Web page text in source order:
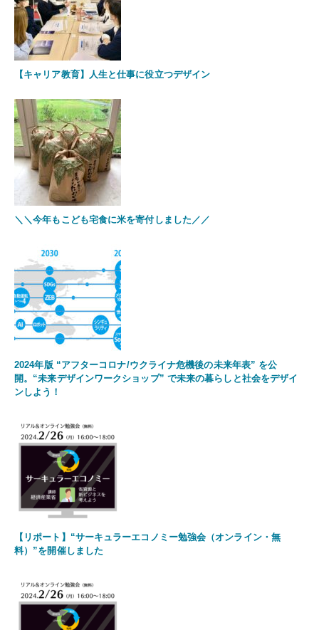
【キャリア教育】人生と仕事に役立つデザイン
＼＼今年もこども宅食に米を寄付しました／／
2024年版 “アフターコロナ/ウクライナ危機後の未来年表” を公
開。“未来デザインワークショップ” で未来の暮らしと社会をデザイ
ンしよう！
【リポート】“サーキュラーエコノミー勉強会（オンライン・無
料）”を開催しました